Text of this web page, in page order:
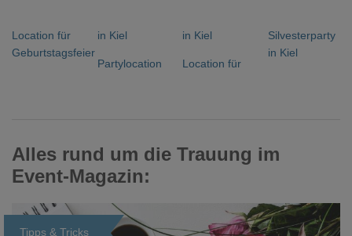
Location für
Geburtstagsfeier
in Kiel
Partylocation
in Kiel
Location für
Silvesterparty
in Kiel
Alles rund um die Trauung im
Event-Magazin:
Tipps & Tricks